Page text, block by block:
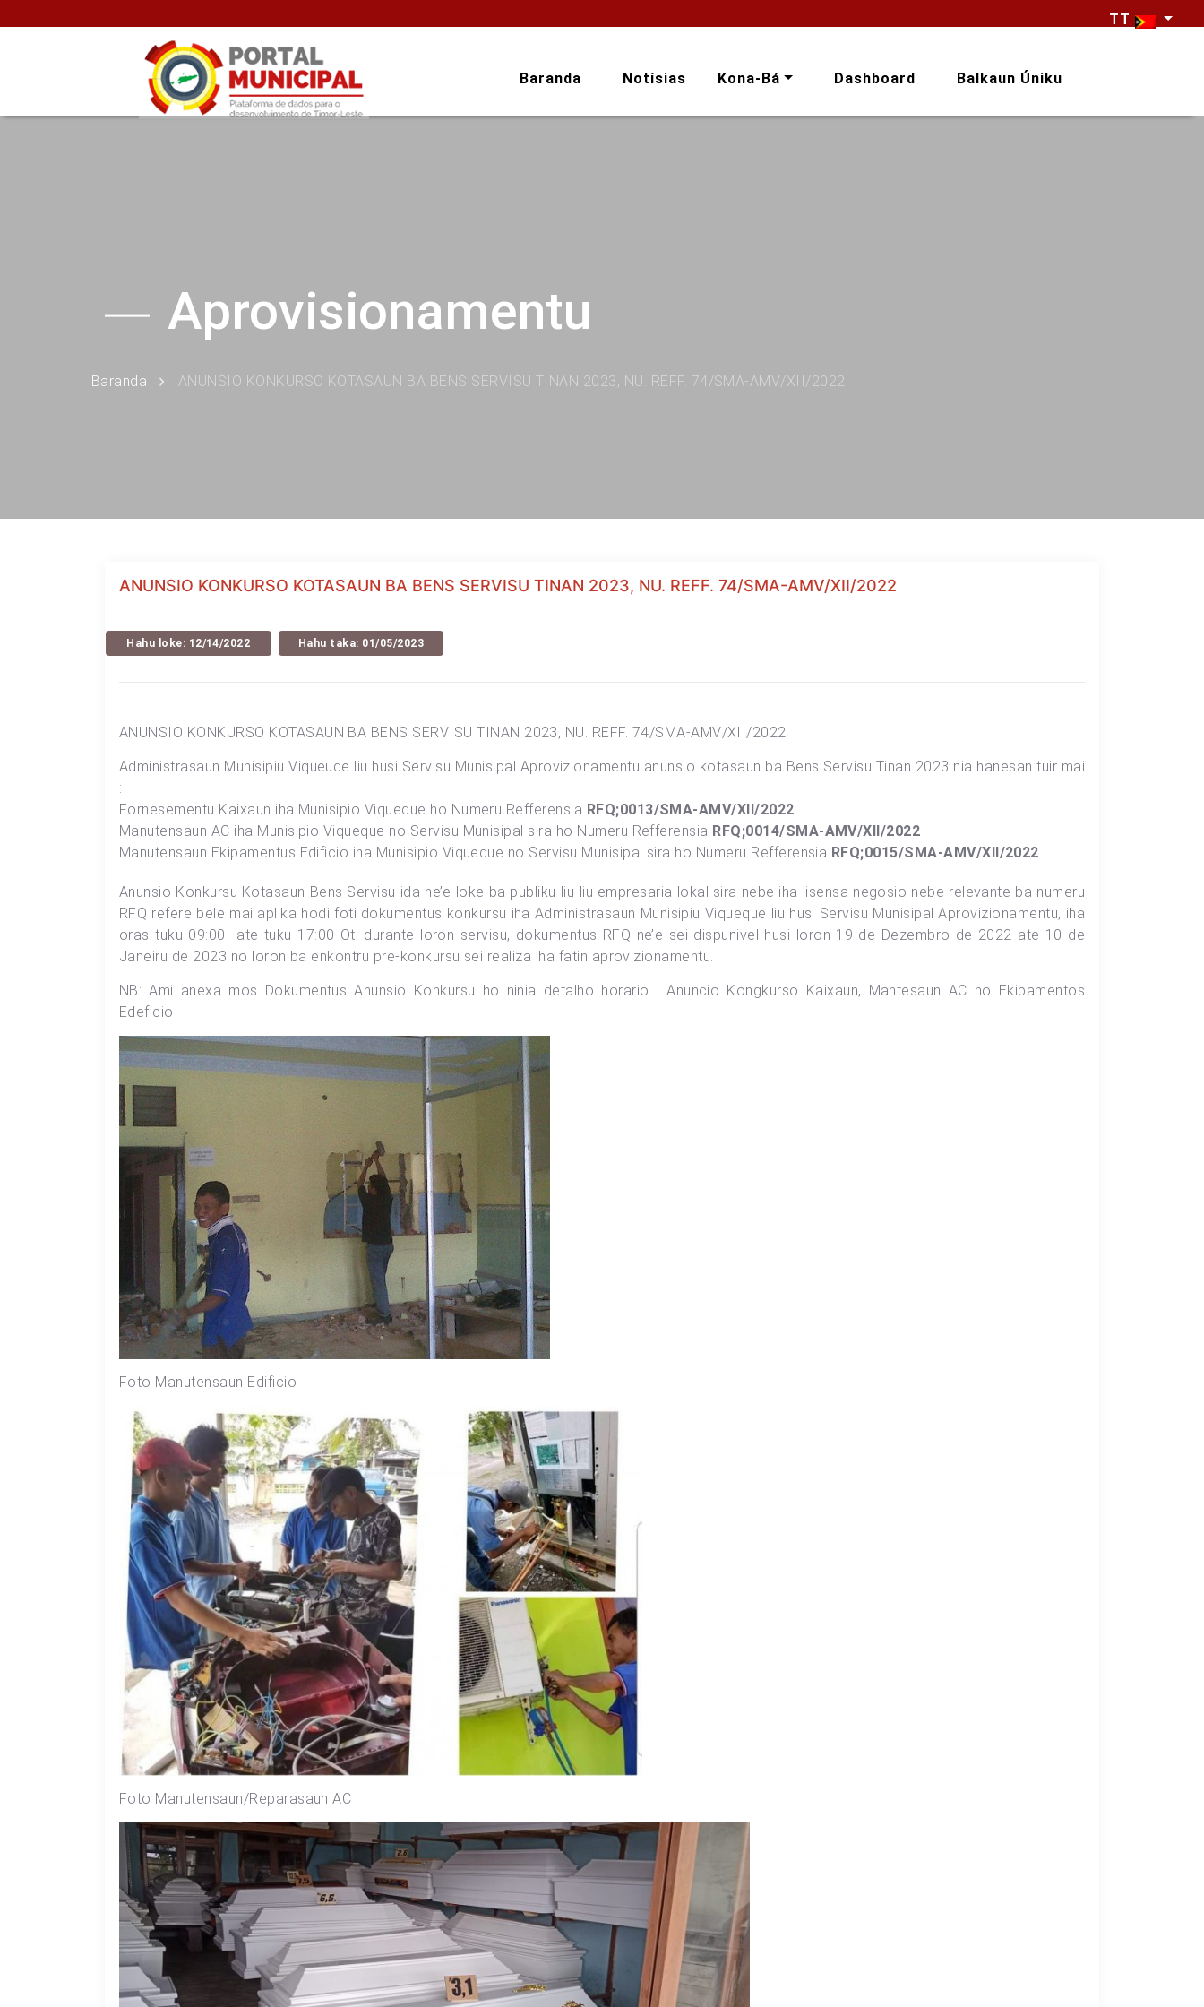
TT
Baranda Notísias Kona-Bá Dashboard Balkaun Úniku
Aprovisionamentu
Baranda ANUNSIO KONKURSO KOTASAUN BA BENS SERVISU TINAN 2023, NU. REFF. 74/SMA-AMV/XII/2022
ANUNSIO KONKURSO KOTASAUN BA BENS SERVISU TINAN 2023, NU. REFF. 74/SMA-AMV/XII/2022
Hahu loke: 12/14/2022 Hahu taka: 01/05/2023
ANUNSIO KONKURSO KOTASAUN BA BENS SERVISU TINAN 2023, NU. REFF. 74/SMA-AMV/XII/2022
Administrasaun Munisipiu Viqueuqe liu husi Servisu Munisipal Aprovizionamentu anunsio kotasaun ba Bens Servisu Tinan 2023 nia hanesan tuir mai
:
Fornesementu Kaixaun iha Munisipio Viqueque ho Numeru Refferensia RFQ;0013/SMA-AMV/XII/2022
Manutensaun AC iha Munisipio Viqueque no Servisu Munisipal sira ho Numeru Refferensia RFQ;0014/SMA-AMV/XII/2022
Manutensaun Ekipamentus Edificio iha Munisipio Viqueque no Servisu Munisipal sira ho Numeru Refferensia RFQ;0015/SMA-AMV/XII/2022
Anunsio Konkursu Kotasaun Bens Servisu ida ne’e loke ba publiku liu-liu empresaria lokal sira nebe iha lisensa negosio nebe relevante ba numeru
RFQ refere bele mai aplika hodi foti dokumentus konkursu iha Administrasaun Munisipiu Viqueque liu husi Servisu Munisipal Aprovizionamentu, iha
oras tuku 09:00 ate tuku 17:00 Otl durante loron servisu, dokumentus RFQ ne’e sei dispunivel husi loron 19 de Dezembro de 2022 ate 10 de
Janeiru de 2023 no loron ba enkontru pre-konkursu sei realiza iha fatin aprovizionamentu.
NB: Ami anexa mos Dokumentus Anunsio Konkursu ho ninia detalho horario :Anuncio Kongkurso Kaixaun, Mantesaun AC no Ekipamentos
Edeficio
Foto Manutensaun Edificio
Foto Manutensaun/Reparasaun AC